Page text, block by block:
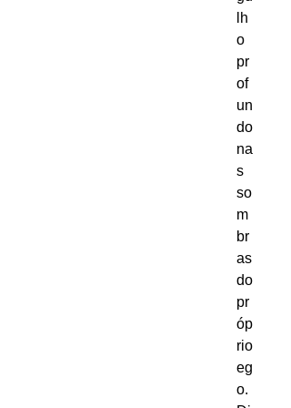
lh
o
pr
of
un
do
na
s
so
m
br
as
do
pr
óp
rio
eg
o.